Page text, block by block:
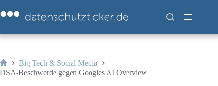
Inhalt
springen
Start
Big Tech & Social Media
DSA-Beschwerde gegen Googles AI Overview